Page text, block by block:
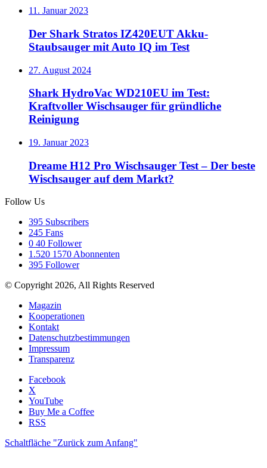
11. Januar 2023
Der Shark Stratos IZ420EUT Akku-
Staubsauger mit Auto IQ im Test
27. August 2024
Shark HydroVac WD210EU im Test:
Kraftvoller Wischsauger für gründliche
Reinigung
19. Januar 2023
Dreame H12 Pro Wischsauger Test – Der beste
Wischsauger auf dem Markt?
Follow Us
395 Subscribers
245 Fans
0 40 Follower
1.520 1570 Abonnenten
395 Follower
© Copyright 2026, All Rights Reserved
Magazin
Kooperationen
Kontakt
Datenschutzbestimmungen
Impressum
Transparenz
Facebook
X
YouTube
Buy Me a Coffee
RSS
Schaltfläche "Zurück zum Anfang"